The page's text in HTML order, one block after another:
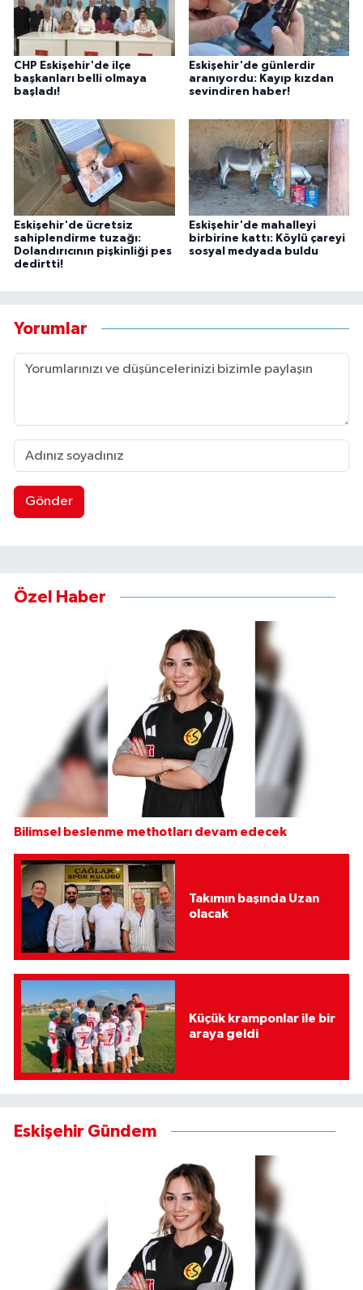
CHP Eskişehir'de ilçe
başkanları belli olmaya
başladı!
Eskişehir'de günlerdir
aranıyordu: Kayıp kızdan
sevindiren haber!
Eskişehir'de ücretsiz
sahiplendirme tuzağı:
Dolandırıcının pişkinliği pes
dedirtti!
Eskişehir'de mahalleyi
birbirine kattı: Köylü çareyi
sosyal medyada buldu
Yorumlar
Gönder
Özel Haber
Bilimsel beslenme methotları devam edecek
Takımın başında Uzan
olacak
Küçük kramponlar ile bir
araya geldi
Eskişehir Gündem